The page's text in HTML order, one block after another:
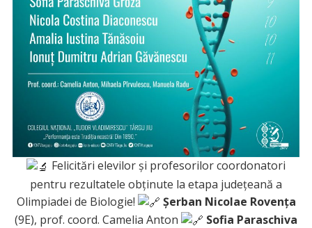
Felicitări elevilor și profesorilor coordonatori
pentru rezultatele obținute la etapa județeană a
Olimpiadei de Biologie!
Șerban Nicolae Rovența
(9E), prof. coord. Camelia Anton
Sofia Paraschiva